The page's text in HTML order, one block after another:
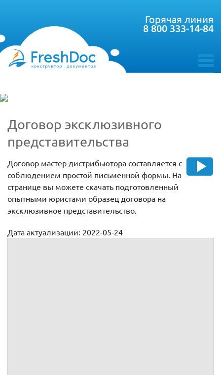
toggle
Горячая линия
8 800 333-14-84
Договор эксклюзивного
представительства
Договор мастер дистрибьютора составляется с
соблюдением простой письменной формы. На
странице вы можете скачать подготовленный
опытными юристами образец договора на
эксклюзивное представительство.
Дата актуализации: 2022-05-24